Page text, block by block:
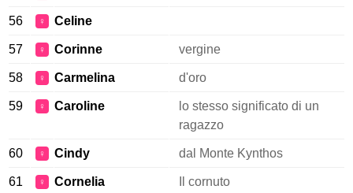
56 ♀ Celine
57 ♀ Corinne vergine
58 ♀ Carmelina d'oro
59 ♀ Caroline
lo stesso significato di un
ragazzo
60 ♀ Cindy dal Monte Kynthos
61 ♀ Cornelia Il cornuto